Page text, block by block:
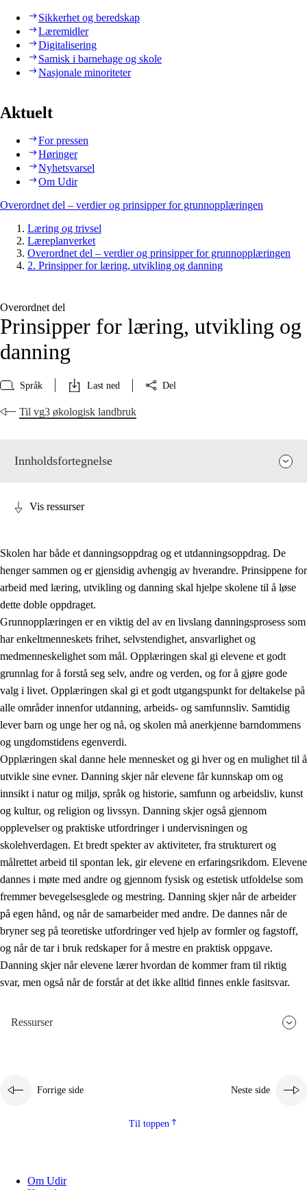
Sikkerhet og beredskap
Læremidler
Digitalisering
Samisk i barnehage og skole
Nasjonale minoriteter
Aktuelt
For pressen
Høringer
Nyhetsvarsel
Om Udir
Overordnet del – verdier og prinsipper for grunnopplæringen
Læring og trivsel
Læreplanverket
Overordnet del – verdier og prinsipper for grunnopplæringen
2. Prinsipper for læring, utvikling og danning
Overordnet del
Prinsipper for læring, utvikling og
danning
Språk Last ned Del
Til vg3 økologisk landbruk
Innholdsfortegnelse
2. Prinsipper for læring, utvikling og danning
2.1 Sosial læring og utvikling
2.2 Kompetanse i fagene
2.3 Grunnleggende ferdigheter
2.4 Å lære å lære
Tverrfaglige temaer
Vis ressurser
Skolen har både et danningsoppdrag og et utdanningsoppdrag. De
henger sammen og er gjensidig avhengig av hverandre. Prinsippene for
arbeid med læring, utvikling og danning skal hjelpe skolene til å løse
dette doble oppdraget.
Grunnopplæringen er en viktig del av en livslang danningsprosess som
har enkeltmenneskets frihet, selvstendighet, ansvarlighet og
medmenneskelighet som mål. Opplæringen skal gi elevene et godt
grunnlag for å forstå seg selv, andre og verden, og for å gjøre gode
valg i livet. Opplæringen skal gi et godt utgangspunkt for deltakelse på
alle områder innenfor utdanning, arbeids- og samfunnsliv. Samtidig
lever barn og unge her og nå, og skolen må anerkjenne barndommens
og ungdomstidens egenverdi.
Opplæringen skal danne hele mennesket og gi hver og en mulighet til å
utvikle sine evner. Danning skjer når elevene får kunnskap om og
innsikt i natur og miljø, språk og historie, samfunn og arbeidsliv, kunst
og kultur, og religion og livssyn. Danning skjer også gjennom
opplevelser og praktiske utfordringer i undervisningen og
skolehverdagen. Et bredt spekter av aktiviteter, fra strukturert og
målrettet arbeid til spontan lek, gir elevene en erfaringsrikdom. Elevene
dannes i møte med andre og gjennom fysisk og estetisk utfoldelse som
fremmer bevegelsesglede og mestring. Danning skjer når de arbeider
på egen hånd, og når de samarbeider med andre. De dannes når de
bryner seg på teoretiske utfordringer ved hjelp av formler og fagstoff,
og når de tar i bruk redskaper for å mestre en praktisk oppgave.
Danning skjer når elevene lærer hvordan de kommer fram til riktig
svar, men også når de forstår at det ikke alltid finnes enkle fasitsvar.
Ressurser
Forrige side Neste side
Til toppen
Om Udir